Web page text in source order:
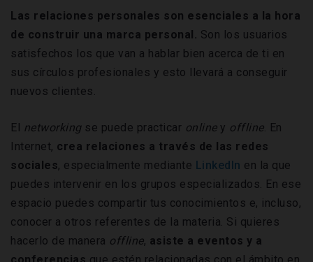
Las relaciones personales son esenciales a la hora
de construir una marca personal. Son los usuarios
satisfechos los que van a hablar bien acerca de ti en
sus círculos profesionales y esto llevará a conseguir
nuevos clientes.
El networkingse puede practicar onliney offline. En
Internet, crea relaciones a través de las redes
sociales, especialmente mediante LinkedIn en la que
puedes intervenir en los grupos especializados. En ese
espacio puedes compartir tus conocimientos e, incluso,
conocer a otros referentes de la materia. Si quieres
hacerlo de manera offline, asiste a eventos y a